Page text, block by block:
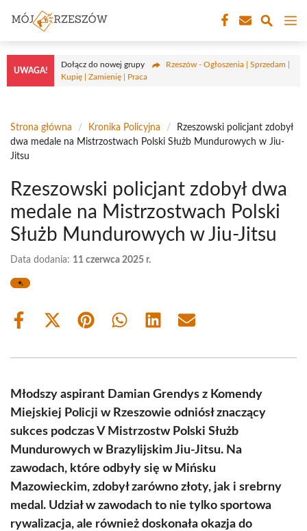
treści
UWAGA!
Dołącz do nowej grupy
Rzeszów - Ogłoszenia | Sprzedam |
Kupię | Zamienię | Praca
Strona główna / Kronika Policyjna /
Rzeszowski policjant zdobył
dwa medale na Mistrzostwach Polski Służb Mundurowych w Jiu-
Jitsu
Rzeszowski policjant zdobył dwa
medale na Mistrzostwach Polski
Służb Mundurowych w Jiu-Jitsu
Data dodania: 11 czerwca 2025 r.
Share
Share
(Twitter)
Share Share Share Share
Młodszy aspirant Damian Grendys z Komendy
Miejskiej Policji w Rzeszowie odniósł znaczący
sukces podczas V Mistrzostw Polski Służb
Mundurowych w Brazylijskim Jiu-Jitsu. Na
zawodach, które odbyły się w Mińsku
Mazowieckim, zdobył zarówno złoty, jak i srebrny
medal. Udział w zawodach to nie tylko sportowa
rywalizacja, ale również doskonała okazja do